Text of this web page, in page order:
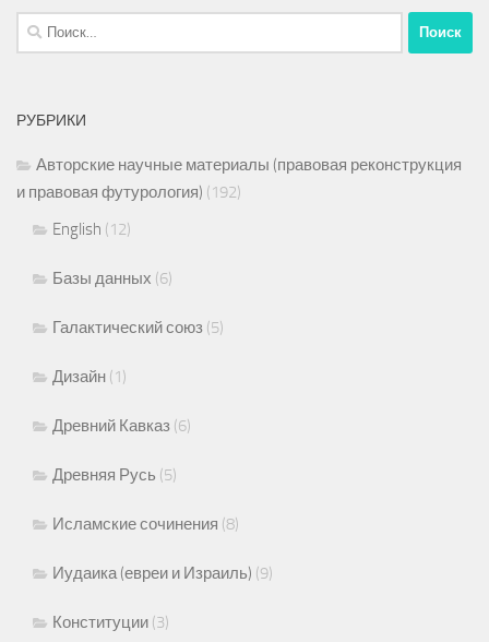
Найти:
РУБРИКИ
Авторские научные материалы (правовая реконструкция
и правовая футурология) (192)
English (12)
Базы данных (6)
Галактический союз (5)
Дизайн (1)
Древний Кавказ (6)
Древняя Русь (5)
Исламские сочинения (8)
Иудаика (евреи и Израиль) (9)
Конституции (3)